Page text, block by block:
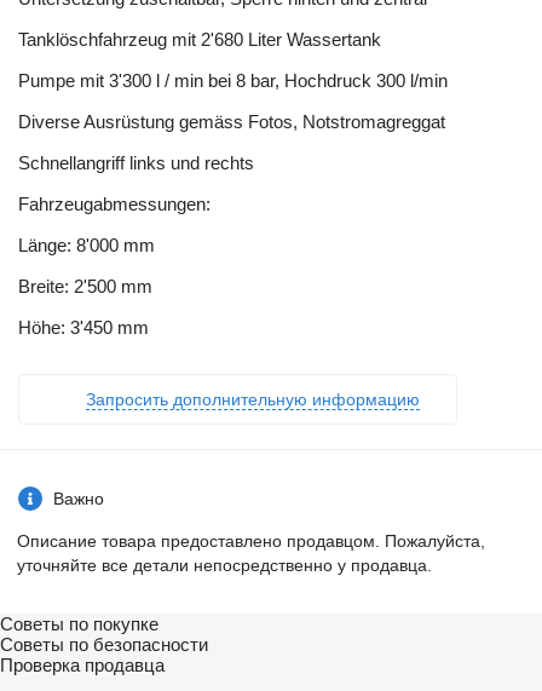
Tanklöschfahrzeug mit 2'680 Liter Wassertank
Pumpe mit 3'300 l / min bei 8 bar, Hochdruck 300 l/min
Diverse Ausrüstung gemäss Fotos, Notstromagreggat
Schnellangriff links und rechts
Fahrzeugabmessungen:
Länge: 8'000 mm
Breite: 2'500 mm
Höhe: 3'450 mm
Запросить дополнительную информацию
Важно
Описание товара предоставлено продавцом. Пожалуйста,
уточняйте все детали непосредственно у продавца.
Советы по покупке
Советы по безопасности
Проверка продавца